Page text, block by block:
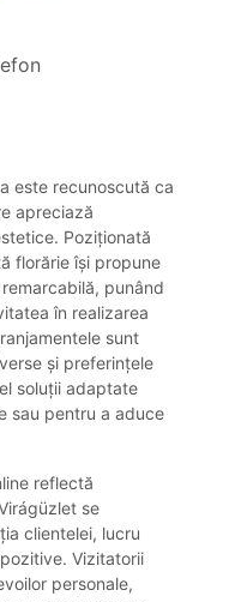
este recunoscută ca
apreciază
Poziționată
florărie își propune
punând
în realizarea
sunt
și preferințele
soluții adaptate
sau pentru a aduce
reflectă
se
clientelei, lucru
Vizitatorii
personale,